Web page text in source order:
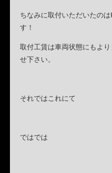
ちなみに取付いただいたの
す！
取付工賃は車両状態にもよ
せ下さい。
それではこれにて
ではでは